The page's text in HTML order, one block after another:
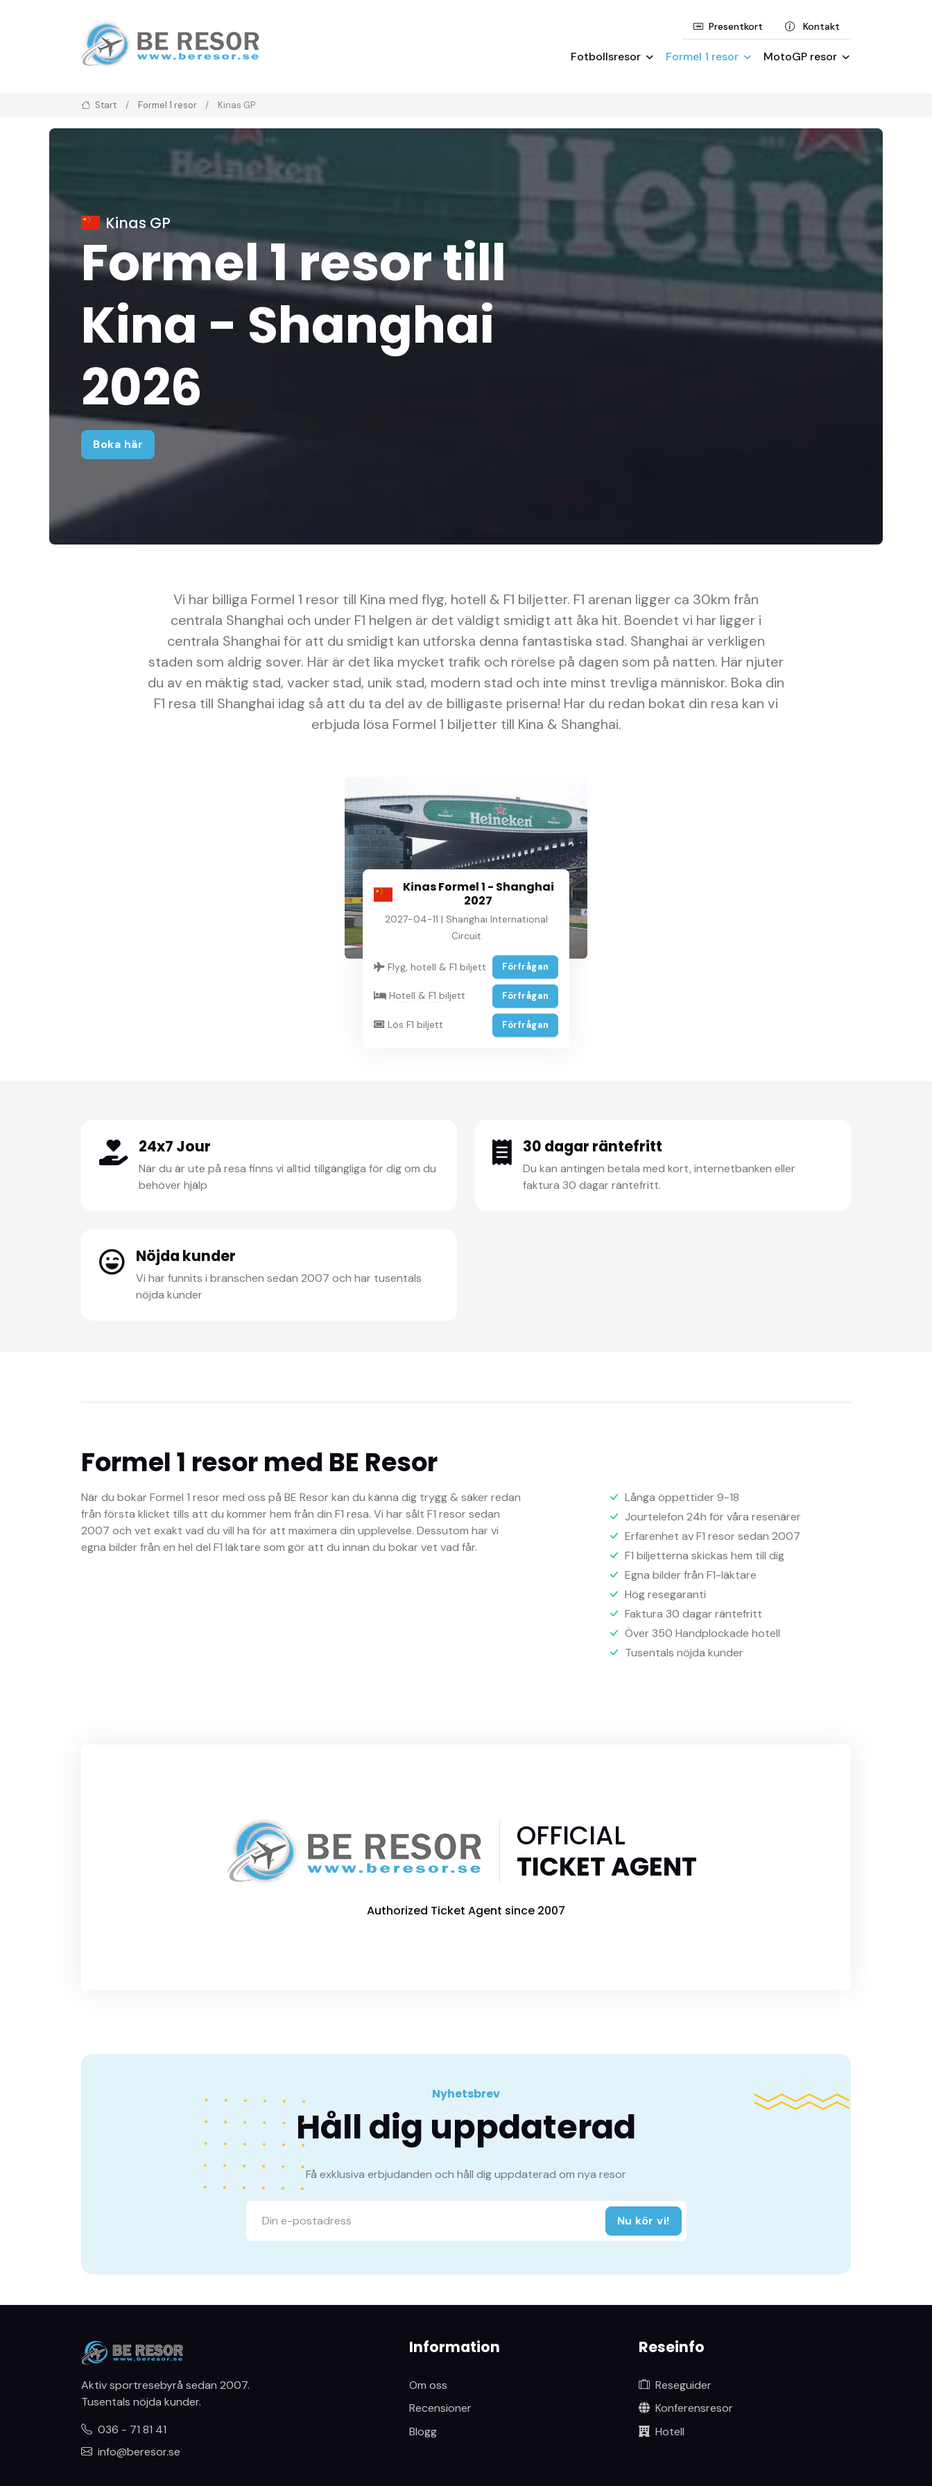
Presentkort Kontakt
Fotbollsresor Formel 1 resor MotoGP resor
Start Formel 1 resor Kinas GP
Kinas GP
Formel 1 resor till
Kina - Shanghai
2026
Boka här
Vi har billiga Formel 1 resor till Kina med flyg, hotell & F1 biljetter. F1 arenan ligger ca 30km från
centrala Shanghai och under F1 helgen är det väldigt smidigt att åka hit. Boendet vi har ligger i
centrala Shanghai för att du smidigt kan utforska denna fantastiska stad. Shanghai är verkligen
staden som aldrig sover. Här är det lika mycket trafik och rörelse på dagen som på natten. Här njuter
du av en mäktig stad, vacker stad, unik stad, modern stad och inte minst trevliga människor. Boka din
F1 resa till Shanghai idag så att du ta del av de billigaste priserna! Har du redan bokat din resa kan vi
erbjuda lösa Formel 1 biljetter till Kina & Shanghai.
Kinas Formel 1 - Shanghai
2027
2027-04-11 | Shanghai International
Circuit
Flyg, hotell & F1 biljett Förfrågan
Hotell & F1 biljett Förfrågan
Lös F1 biljett Förfrågan
24x7 Jour
När du är ute på resa finns vi alltid tillgängliga för dig om du
behöver hjälp
30 dagar räntefritt
Du kan antingen betala med kort, internetbanken eller
faktura 30 dagar räntefritt.
Nöjda kunder
Vi har funnits i branschen sedan 2007 och har tusentals
nöjda kunder
Formel 1 resor med BE Resor
När du bokar Formel 1 resor med oss på BE Resor kan du känna dig trygg & säker redan
från första klicket tills att du kommer hem från din F1 resa. Vi har sålt F1 resor sedan
2007 och vet exakt vad du vill ha för att maximera din upplevelse. Dessutom har vi
egna bilder från en hel del F1 läktare som gör att du innan du bokar vet vad får.
Långa öppettider 9-18
Jourtelefon 24h för våra resenärer
Erfarenhet av F1 resor sedan 2007
F1 biljetterna skickas hem till dig
Egna bilder från F1-läktare
Hög resegaranti
Faktura 30 dagar räntefritt
Över 350 Handplockade hotell
Tusentals nöjda kunder
OFFICIAL
TICKET AGENT
Authorized Ticket Agent since 2007
Nyhetsbrev
Håll dig uppdaterad
Få exklusiva erbjudanden och håll dig uppdaterad om nya resor
Nu kör vi!
Aktiv sportresebyrå sedan 2007.
Tusentals nöjda kunder.
036 - 71 81 41
info@beresor.se
Information
Om oss
Recensioner
Blogg
Reseinfo
Reseguider
Konferensresor
Hotell